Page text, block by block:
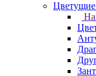
Цветущие